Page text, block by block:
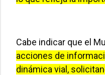
Cabe indicar que el
acciones de
dinámica vial,